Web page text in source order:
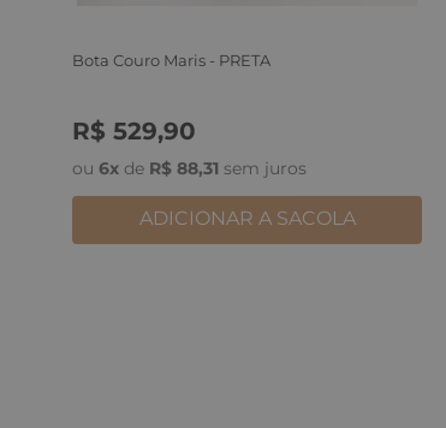
Bota Couro Maris - PRETA
R$ 529,90
ou 6x de R$ 88,31 sem juros
36
ADICIONAR A SACOLA